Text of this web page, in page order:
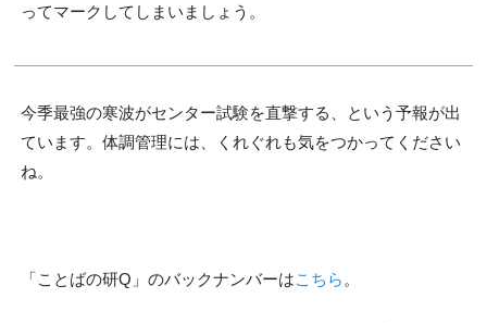
ってマークしてしまいましょう。
今季最強の寒波がセンター試験を直撃する、という予報が出
ています。体調管理には、くれぐれも気をつかってください
ね。
「ことばの研Q」のバックナンバーはこちら 。